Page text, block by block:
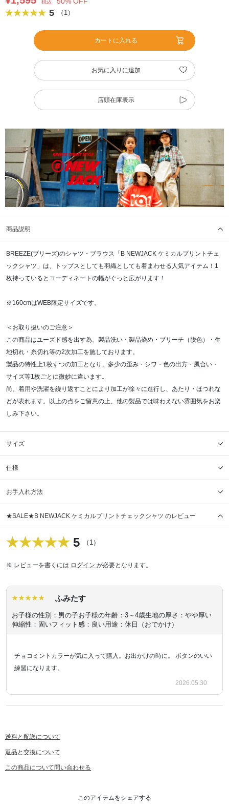
税込
5 （1）
カートに入れる
お気に入りに追加
店頭在庫表示
商品説明
BREEZE(ブリーズ)のシャツ・ブラウス「B NEWJACK ケミカルプリントチェ
ックシャツ」は、トップスとしても羽織としても着まわせる人気アイテム！1
枚持っているとコーディネートの幅がぐっと広がります！
※160cmはWEB限定サイズです。
＜お取り扱いのご注意＞
この商品はユーズド感を出す為、製品洗い・製品染め・ブリーチ（脱色）・生
地切れ・糸切れ等の2次加工を施しております。
製品の特性上1枚ずつの加工となり、多少の歪み・シワ・色の出方・風合い・
サイズ等1枚ごとに微妙に違います。
尚、着用や洗濯を繰り返すことにより加工が徐々に進行し、あたり・ほつれな
どが表れます。以上の点をご留意の上、他の製品では味わえない雰囲気をお楽
しみ下さい。
サイズ
仕様
お手入れ方法
★SALE★B NEWJACK ケミカルプリントチェックシャツ のレビュー
5 （1）
※ レビューを書くには ログイン が必要となります。
ふみたす
お子様の性別：男の子お子様の年齢：3～4歳生地の厚さ：やや厚い
伸縮性：固いフィット感：良い用途：休日（おでかけ）
チョコミントカラーが気に入って購入。お出かけの時に。 ボタンのいい
練習になります。
2026.05.30
送料と配送について
返品と交換について
この商品について問い合わせる
このアイテムをシェアする